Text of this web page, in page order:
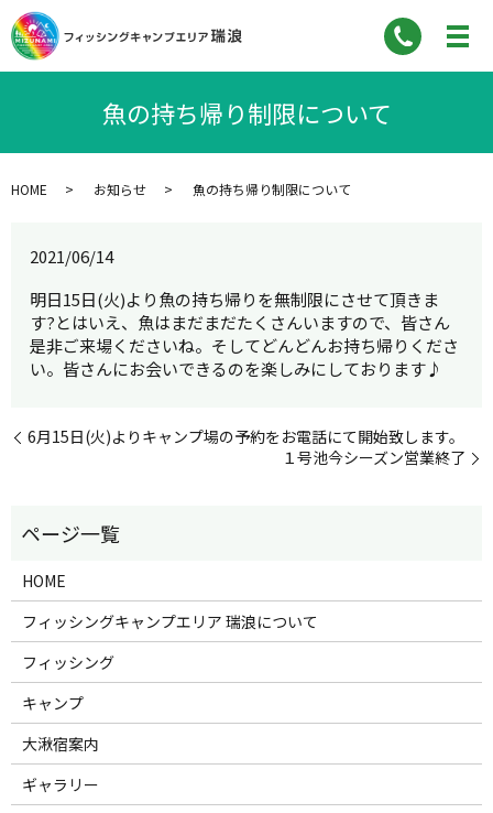
魚の持ち帰り制限について
HOME お知らせ 魚の持ち帰り制限について
2021/06/14
明日15日(火)より魚の持ち帰りを無制限にさせて頂きま
す?とはいえ、魚はまだまだたくさんいますので、皆さん
是非ご来場くださいね。そしてどんどんお持ち帰りくださ
い。皆さんにお会いできるのを楽しみにしております♪
6月15日(火)よりキャンプ場の予約をお電話にて開始致します。
１号池今シーズン営業終了
HOME
フィッシングキャンプエリア 瑞浪について
フィッシング
キャンプ
大湫宿案内
ギャラリー